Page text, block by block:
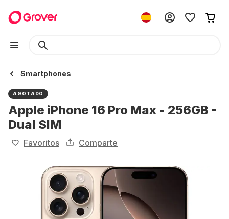
Smartphones
AGOTADO
Apple iPhone 16 Pro Max - 256GB -
Dual SIM
Favoritos Comparte